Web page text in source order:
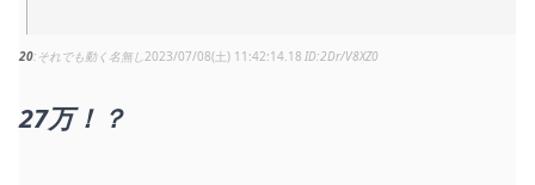
20 それでも動く名無し 2023/07/08(土) 11:42:14.18 2Dr/V8XZ0
27万！？